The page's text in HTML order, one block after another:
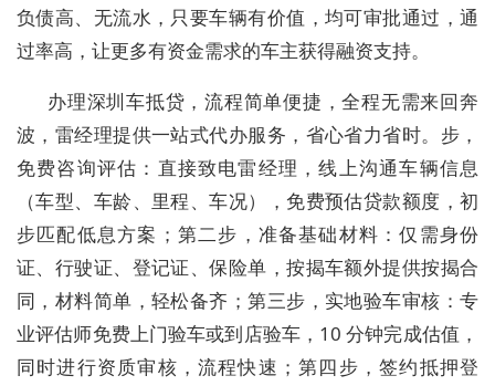
负债高、无流水，只要车辆有价值，均可审批通过，通
过率高，让更多有资金需求的车主获得融资支持。
办理深圳车抵贷，流程简单便捷，全程无需来回奔
波，雷经理提供一站式代办服务，省心省力省时。步，
免费咨询评估：直接致电雷经理，线上沟通车辆信息
（车型、车龄、里程、车况），免费预估贷款额度，初
步匹配低息方案；第二步，准备基础材料：仅需身份
证、行驶证、登记证、保险单，按揭车额外提供按揭合
同，材料简单，轻松备齐；第三步，实地验车审核：专
业评估师免费上门验车或到店验车，10 分钟完成估值，
同时进行资质审核，流程快速；第四步，签约抵押登